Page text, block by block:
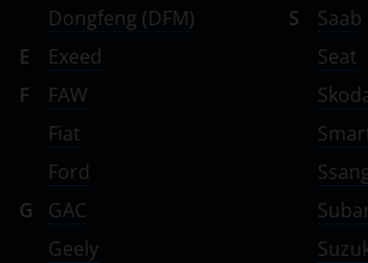
Dongfeng (DFM)
E
Exeed
F
FAW
Fiat
Ford
G
GAC
Geely
S
Saab
Seat